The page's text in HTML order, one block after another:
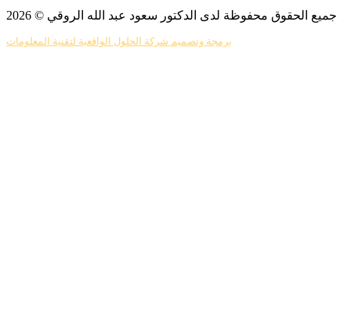
جميع الحقوق محفوظة لدى الدكتور سعود عبد الله الروقي © 2026
برمجة وتصميم شركة الحلول الواقعية لتقنية المعلومات